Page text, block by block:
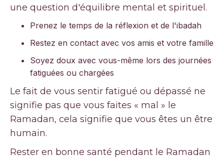
une question d'équilibre mental et spirituel.
Prenez le temps de la réflexion et de l'ibadah
Restez en contact avec vos amis et votre famille
Soyez doux avec vous-même lors des journées
fatiguées ou chargées
Le fait de vous sentir fatigué ou dépassé ne
signifie pas que vous faites « mal » le
Ramadan, cela signifie que vous êtes un être
humain.
Rester en bonne santé pendant le Ramadan